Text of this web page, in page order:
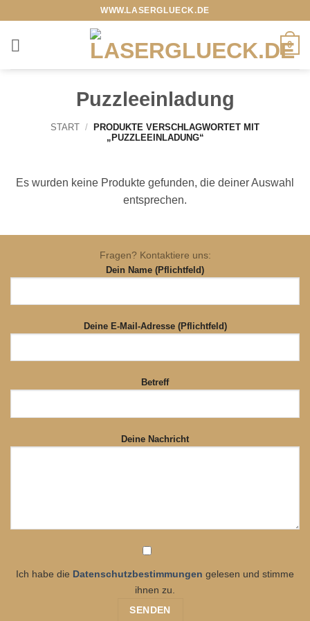
springen
WWW.LASERGLUECK.DE
0
Puzzleeinladung
START /
PRODUKTE VERSCHLAGWORTET MIT
„PUZZLEEINLADUNG“
Es wurden keine Produkte gefunden, die deiner Auswahl
entsprechen.
Fragen? Kontaktiere uns:
Dein Name (Pflichtfeld)
Deine E-Mail-Adresse (Pflichtfeld)
Betreff
Deine Nachricht
Ich habe die Datenschutzbestimmungen gelesen und stimme
ihnen zu.